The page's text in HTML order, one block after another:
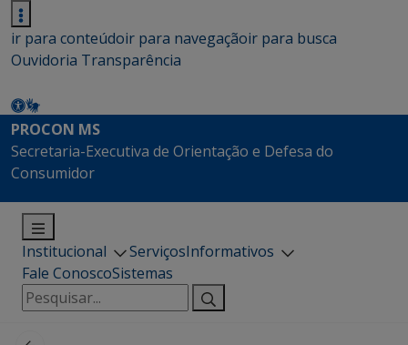
ir para conteúdoir para navegaçãoir para busca
Ouvidoria Transparência
PROCON MS
Secretaria-Executiva de Orientação e Defesa do
Consumidor
Institucional ServiçosInformativos
Fale ConoscoSistemas
Pesquisar
por: